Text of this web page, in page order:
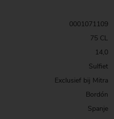
0001071109
75 CL
14,0
Sulfiet
Exclusief bij Mitra
Bordón
Spanje